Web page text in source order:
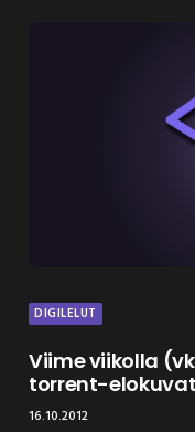
DIGILELUT
Viime viikolla
torrent-elokuvat
16.10.2012